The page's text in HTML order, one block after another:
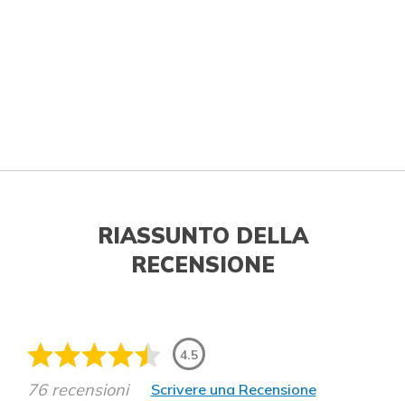
RIASSUNTO DELLA
RECENSIONE
4.5
76 recensioni Scrivere una Recensione